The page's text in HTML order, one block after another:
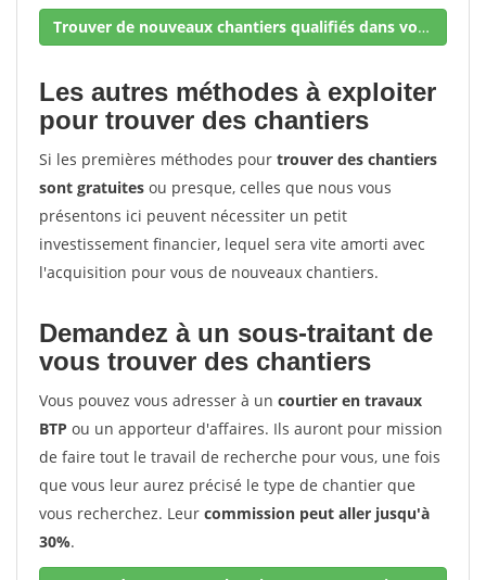
Trouver de nouveaux chantiers qualifiés dans votre secteur !
Les autres méthodes à exploiter
pour trouver des chantiers
Si les premières méthodes pour trouver des chantiers
sont gratuites ou presque, celles que nous vous
présentons ici peuvent nécessiter un petit
investissement financier, lequel sera vite amorti avec
l'acquisition pour vous de nouveaux chantiers.
Demandez à un sous-traitant de
vous trouver des chantiers
Vous pouvez vous adresser à un courtier en travaux
BTP ou un apporteur d'affaires. Ils auront pour mission
de faire tout le travail de recherche pour vous, une fois
que vous leur aurez précisé le type de chantier que
vous recherchez. Leur commission peut aller jusqu'à
30%.